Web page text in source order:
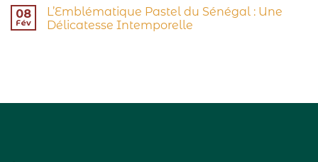
08
Fév
L’Emblématique Pastel du Sénégal : Une
Délicatesse Intemporelle